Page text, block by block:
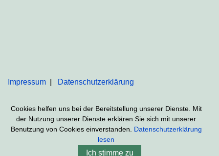
Impressum Datenschutzerklärung
Cookies helfen uns bei der Bereitstellung unserer Dienste. Mit
der Nutzung unserer Dienste erklären Sie sich mit unserer
Benutzung von Cookies einverstanden. Datenschutzerklärung
lesen
Ich stimme zu